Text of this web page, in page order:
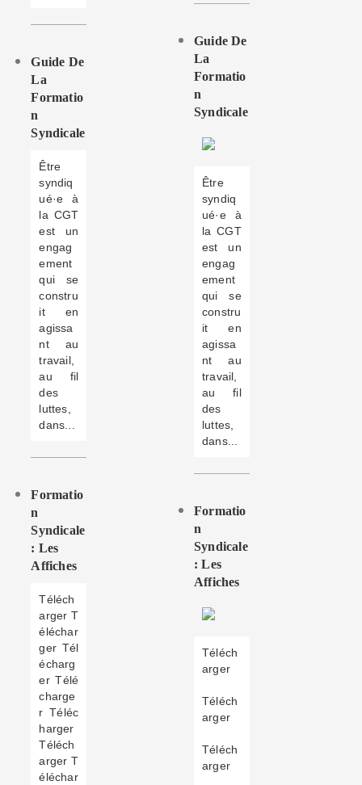
Guide De
La
Formatio
N
Syndicale
Être
syndiq
ué·e à
la CGT
est un
engag
ement
qui se
constru
it en
agissa
nt au
travail,
au fil
des
luttes,
dans...
Formatio
N
Syndicale
: Les
Affiches
Téléch
arger T
éléchar
ger Tél
écharg
er Télé
charge
r Téléc
harger
Téléch
arger T
éléchar
Guide De
La
Formatio
N
Syndicale
Être
syndiq
ué·e à
la CGT
est un
engag
ement
qui se
constru
it en
agissa
nt au
travail,
au fil
des
luttes,
dans...
Formatio
N
Syndicale
: Les
Affiches
Téléch
arger
Téléch
arger
Téléch
arger